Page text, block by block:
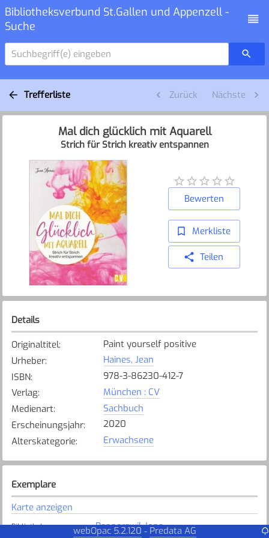
Bibliotheksverbund St.Gallen und Appenzell -
Suche
Suchbegriff(e) eingeben
Trefferliste Zurück Nächste
Mal dich glücklich mit Aquarell
Strich für Strich kreativ entspannen
Bewerten
Merkliste
Teilen
Details
Originaltitel:
Paint yourself positive
Urheber:
Haines, Jean
ISBN:
978-3-86230-412-7
Verlag:
München : CV
Medienart:
Sachbuch
Erscheinungsjahr:
2020
Alterskategorie: Erwachsene
Exemplare
Karte anzeigen
Bibliothek: Rapperswil-Jona
webOpac 5.2.120 - Predata AG